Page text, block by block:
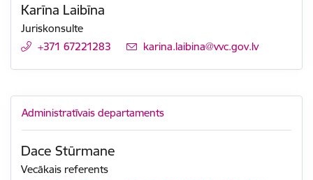
Karīna Laibīna
Juriskonsulte
+371 67221283
E-pasts:
karina.laibina@vvc.gov.lv
Administratīvais departaments
Dace Stūrmane
Vecākais referents